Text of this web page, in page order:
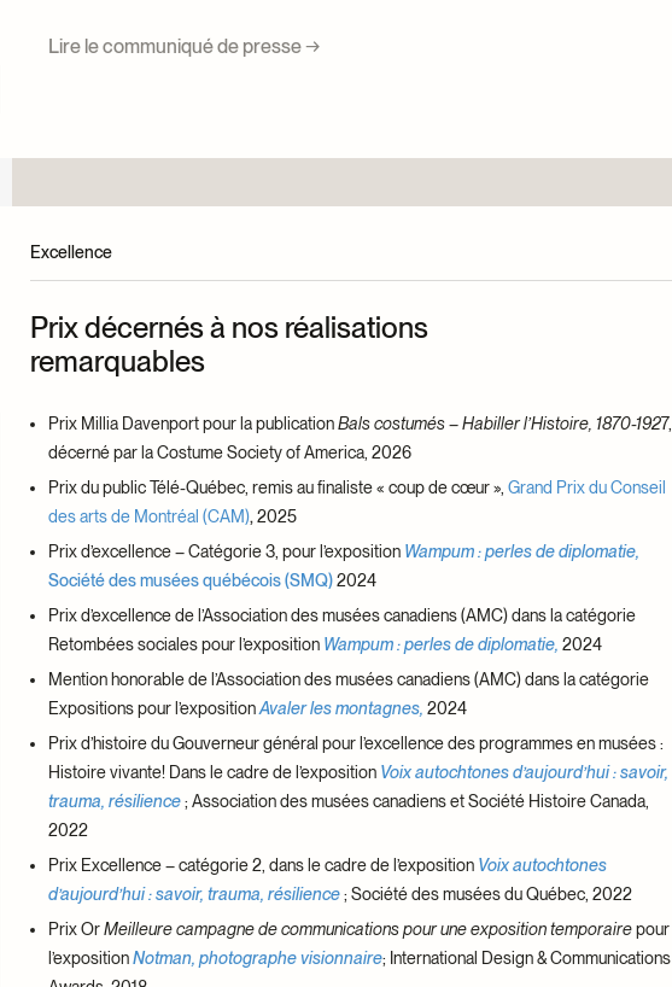
Lire le communiqué de presse →
Excellence
Prix décernés à nos réalisations
remarquables
Prix Millia Davenport pour la publicationBals costumés – Habiller l’Histoire, 1870-1927,
décerné par la Costume Society of America, 2026
Prix du public Télé-Québec, remis au finaliste « coup de cœur », Grand Prix du Conseil
des arts de Montréal (CAM), 2025
Prix d’excellence – Catégorie 3, pour l’exposition Wampum : perles de diplomatie,
Société des musées québécois (SMQ)2024
Prix d’excellence de l’Association des musées canadiens (AMC) dans la catégorie
Retombées sociales pour l’exposition Wampum : perles de diplomatie, 2024
Mention honorable de l’Association des musées canadiens (AMC) dans la catégorie
Expositions pour l’expositionAvaler les montagnes, 2024
Prix d’histoire du Gouverneur général pour l’excellence des programmes en musées :
Histoire vivante! Dans le cadre de l’exposition Voix autochtones d’aujourd’hui : savoir,
trauma, résilience; Association des musées canadiens et Société Histoire Canada,
2022
Prix Excellence – catégorie 2, dans le cadre de l’exposition Voix autochtones
d’aujourd’hui : savoir, trauma, résilience; Société des musées du Québec, 2022
Prix OrMeilleure campagne de communications pour une exposition temporairepour
l’expositionNotman, photographe visionnaire; International Design & Communications